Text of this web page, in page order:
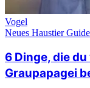
Vogel
Neues Haustier Guide
6 Dinge, die
Graupapagei